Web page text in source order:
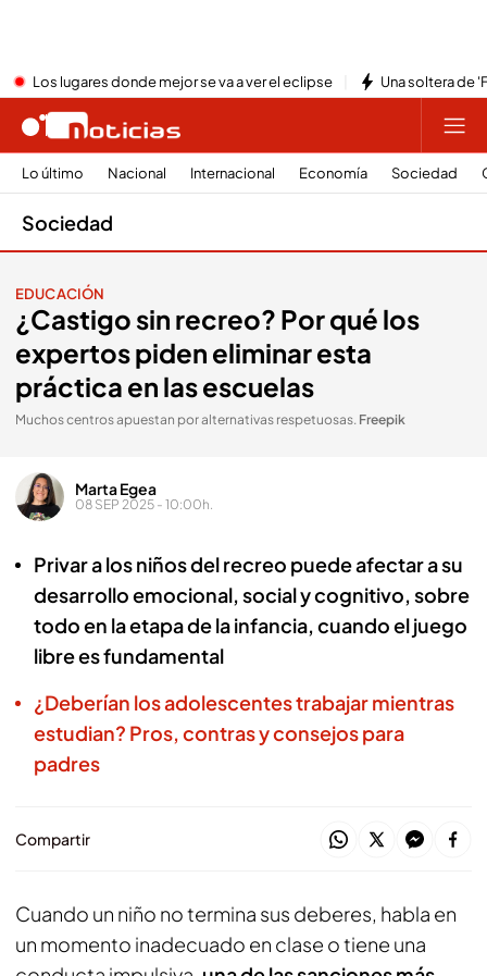
Los lugares donde mejor se va a ver el eclipse Una soltera de
Lo último Nacional Internacional Economía Sociedad
Sociedad
EDUCACIÓN
¿Castigo sin recreo? Por qué los
expertos piden eliminar esta
práctica en las escuelas
Muchos centros apuestan por alternativas respetuosas. Freepik
Marta Egea
08 SEP 2025 - 10:00h.
Privar a los niños del recreo puede afectar a su
desarrollo emocional, social y cognitivo, sobre
todo en la etapa de la infancia, cuando el juego
libre es fundamental
¿Deberían los adolescentes trabajar mientras
estudian? Pros, contras y consejos para
padres
Compartir
Cuando un niño no termina sus deberes, habla en
un momento inadecuado en clase o tiene una